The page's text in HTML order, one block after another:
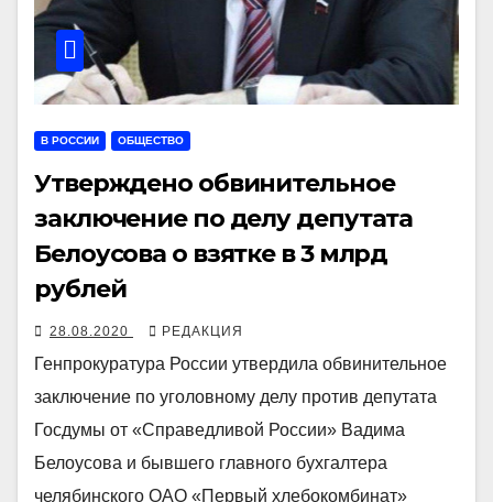
В РОССИИ ОБЩЕСТВО
Утверждено обвинительное
заключение по делу депутата
Белоусова о взятке в 3 млрд
рублей
28.08.2020 РЕДАКЦИЯ
Генпрокуратура России утвердила обвинительное
заключение по уголовному делу против депутата
Госдумы от «Справедливой России» Вадима
Белоусова и бывшего главного бухгалтера
челябинского ОАО «Первый хлебокомбинат»